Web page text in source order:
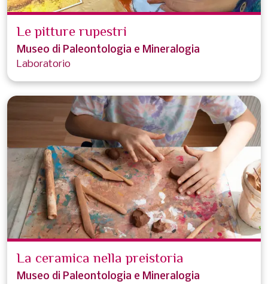
Le pitture rupestri
Museo di Paleontologia e Mineralogia
Laboratorio
La ceramica nella preistoria
Museo di Paleontologia e Mineralogia